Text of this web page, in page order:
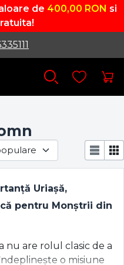
de 400,00 RON si
Uriașă,
pentru Monștrii din
nu are rolul clasic de a
o misiune